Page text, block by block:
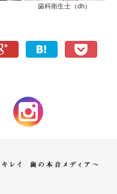
歯科衛生士（dh）